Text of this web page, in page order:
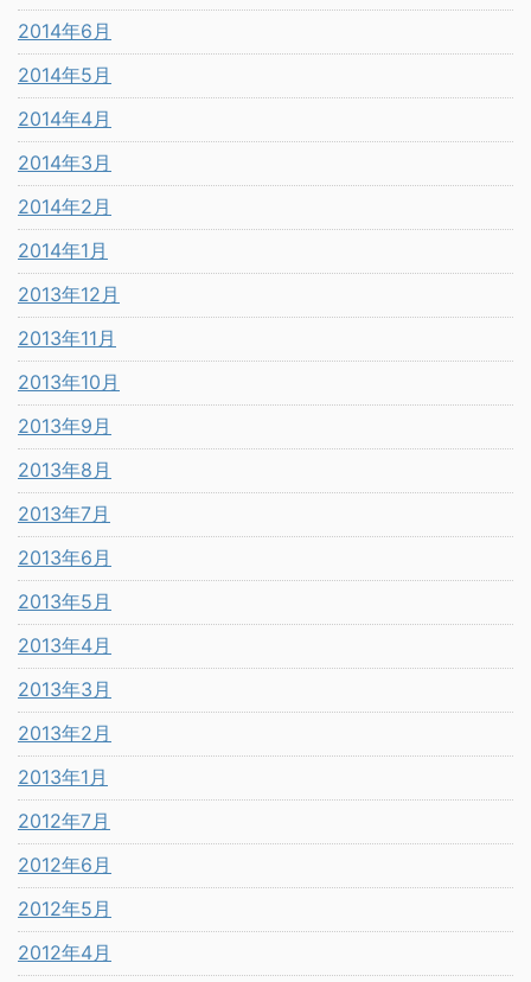
2014年6月
2014年5月
2014年4月
2014年3月
2014年2月
2014年1月
2013年12月
2013年11月
2013年10月
2013年9月
2013年8月
2013年7月
2013年6月
2013年5月
2013年4月
2013年3月
2013年2月
2013年1月
2012年7月
2012年6月
2012年5月
2012年4月